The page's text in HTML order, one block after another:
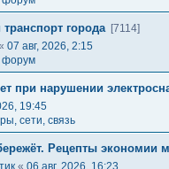
города [7114]
07 авг, 2026, 2:15
форум
при нарушении
19:45
сети, связь
Рецепты экономии
« 06 авг, 2026, 16:23